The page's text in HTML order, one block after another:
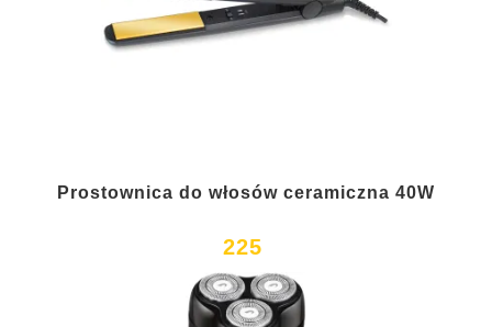
Prostownica do włosów ceramiczna 40W
225